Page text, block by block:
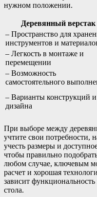
нужном положении.
Деревянный верстак
– Пространство для
инструментов и
– Легкость в монтаже и
перемещении
– Возможность
самостоятельного
– Варианты конструкций и
дизайна
При выборе между
учтите свои
учесть размеры и
чтобы правильно
любом случае, ключевым
расчет и хорошая
зависит
стола.